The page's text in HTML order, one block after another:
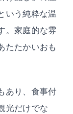
いう純粋な温
。家庭的な雰
たたかいおも
あり、食事付
光だけでな